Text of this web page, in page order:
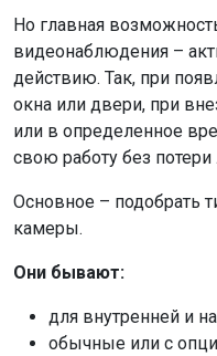
Но главная
видеонаблюдения –
действию. Так, при
окна или двери, при
или в определенное
свою работу без
Основное – подобрать
камеры.
Они бывают:
для внутренней и
обычные или с